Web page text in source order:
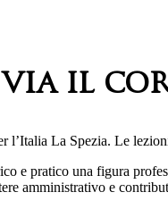
il
La Spezia. Le
e pratico una figura
amministrativo e